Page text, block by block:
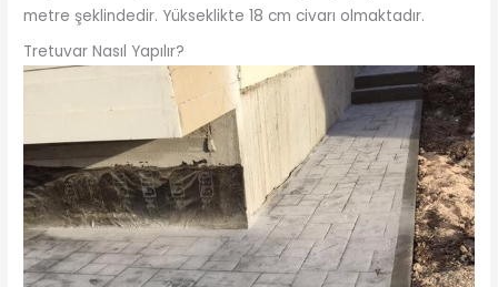
metre şeklindedir. Yükseklikte 18 cm civarı olmaktadır.
Tretuvar Nasıl Yapılır?